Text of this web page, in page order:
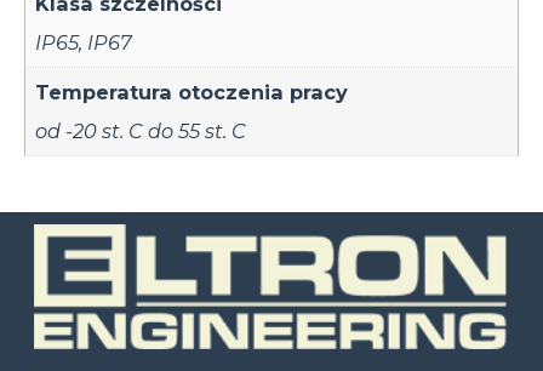
IP65, IP67
Temperatura otoczenia pracy
od -20 st. C do 55 st. C